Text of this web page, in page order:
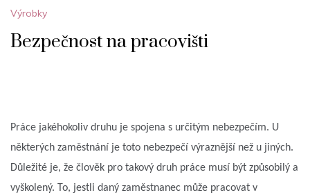
Výrobky
Bezpečnost na pracovišti
Práce jakéhokoliv druhu je spojena s určitým nebezpečím. U
některých zaměstnání je toto nebezpečí výraznější než u jiných.
Důležité je, že člověk pro takový druh práce musí být způsobilý a
vyškolený. To, jestli daný zaměstnanec může pracovat v